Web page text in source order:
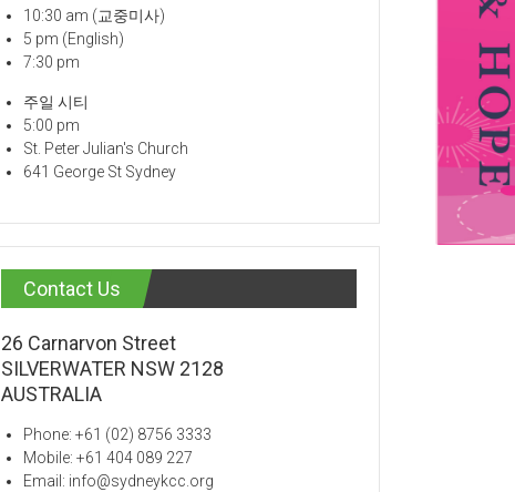
10:30 am (교중미사)
5 pm (English)
7:30 pm
주일 시티
5:00 pm
St. Peter Julian's Church
641 George St Sydney
Contact Us
26 Carnarvon Street
SILVERWATER NSW 2128
AUSTRALIA
Phone: +61 (02) 8756 3333
Mobile: +61 404 089 227
Email: info@sydneykcc.org